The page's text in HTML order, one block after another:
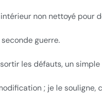
non nettoyé pour
guerre.
les défauts, un
; je le souligne,